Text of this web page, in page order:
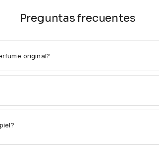
Preguntas frecuentes
original?